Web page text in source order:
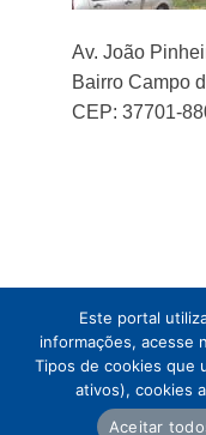
Av. João
Bairro Campo
CEP: 37701-
Este portal
informações, acesse
Tipos de cookies que
ativos), cookies
Aceitar